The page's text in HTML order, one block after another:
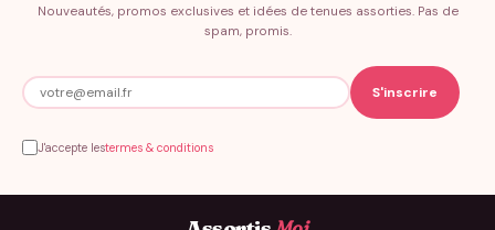
Nouveautés, promos exclusives et idées de tenues assorties. Pas de
spam, promis.
J'accepte lestermes & conditions